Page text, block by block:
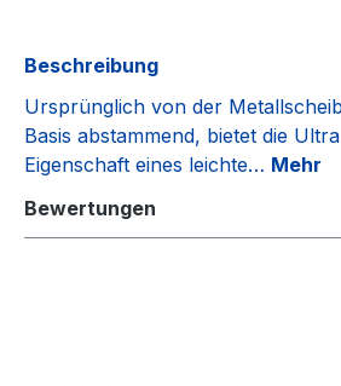
Beschreibung
Ursprünglich von der
Basis abstammend, bietet die
Eigenschaft eines leichte… Mehr
Bewertungen